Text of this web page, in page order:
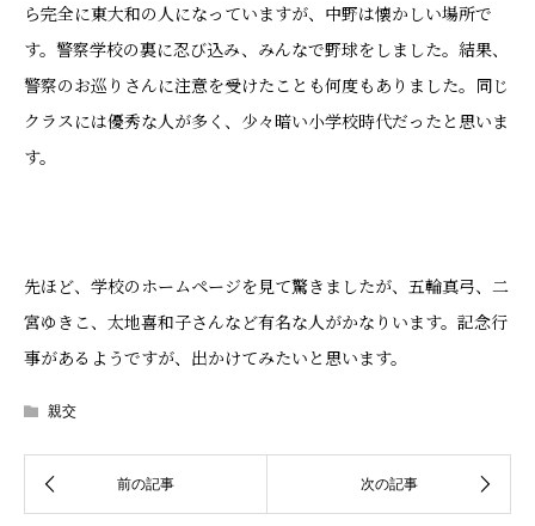
ら完全に東大和の人になっていますが、中野は懐かしい場所で
す。警察学校の裏に忍び込み、みんなで野球をしました。結果、
警察のお巡りさんに注意を受けたことも何度もありました。同じ
クラスには優秀な人が多く、少々暗い小学校時代だったと思いま
す。
先ほど、学校のホームページを見て驚きましたが、五輪真弓、二
宮ゆきこ、太地喜和子さんなど有名な人がかなりいます。記念行
事があるようですが、出かけてみたいと思います。
親交